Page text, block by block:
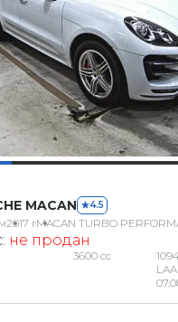
MACAN 4.5
2017 гMACAN TURBO
не продан
3600 сс